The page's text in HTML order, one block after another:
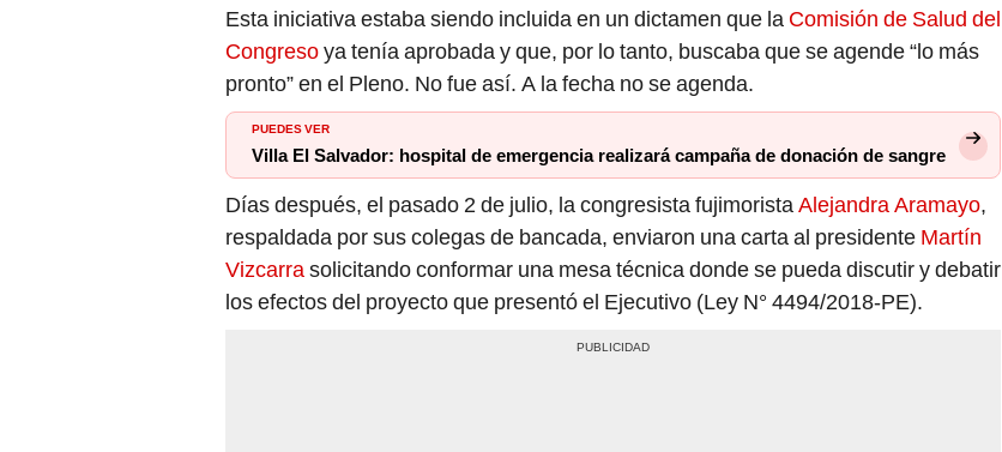
Esta iniciativa estaba siendo incluida en un dictamen que la Comisión de Salud del
Congresoya tenía aprobada y que, por lo tanto, buscaba que se agende “lo más
pronto” en el Pleno. No fue así. A la fecha no se agenda.
PUEDES VER
Villa El Salvador: hospital de emergencia realizará campaña de donación de sangre
Días después, el pasado 2 de julio, la congresista fujimoristaAlejandra Aramayo,
respaldada por sus colegas de bancada, enviaron una carta al presidente Martín
Vizcarrasolicitando conformar una mesa técnica donde se pueda discutir y debatir
los efectos del proyecto que presentó el Ejecutivo (Ley N° 4494/2018-PE).